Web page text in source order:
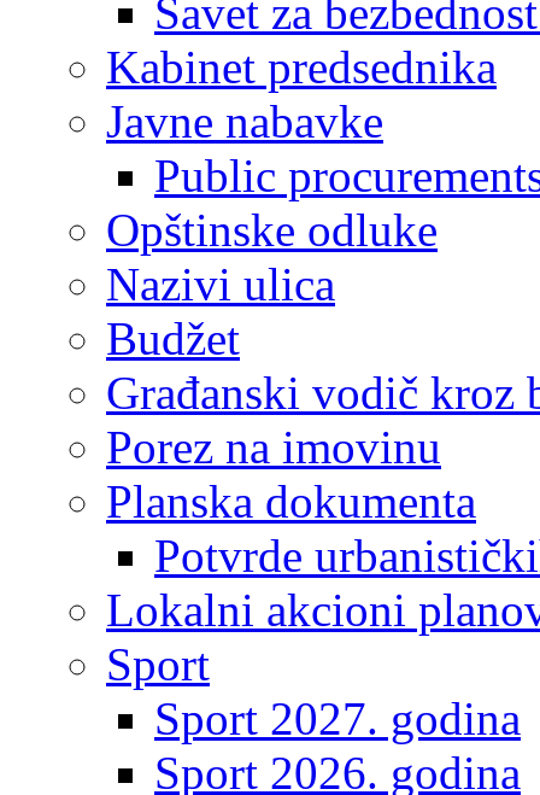
Savet za
Kabinet predsednika
Javne nabavke
Public
Opštinske odluke
Nazivi ulica
Budžet
Građanski vodič kroz
Porez na imovinu
Planska dokumenta
Potvrde
Lokalni akcioni
Sport
Sport 2027. godina
Sport 2026. godina